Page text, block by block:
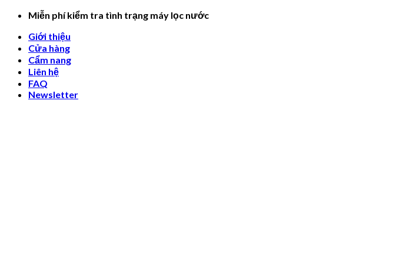
Skip
content
Miễn phí kiểm tra tình trạng máy lọc nước
Giới thiệu
Cửa hàng
Cẩm nang
Liên hệ
FAQ
Newsletter